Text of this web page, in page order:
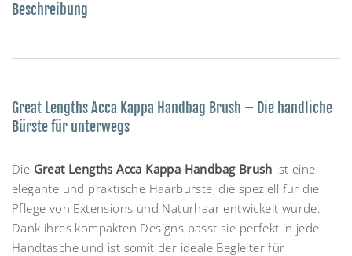
Beschreibung
Great Lengths Acca Kappa Handbag Brush – Die handliche
Bürste für unterwegs
Die Great Lengths Acca Kappa Handbag Brush ist eine
elegante und praktische Haarbürste, die speziell für die
Pflege von Extensions und Naturhaar entwickelt wurde.
Dank ihres kompakten Designs passt sie perfekt in jede
Handtasche und ist somit der ideale Begleiter für